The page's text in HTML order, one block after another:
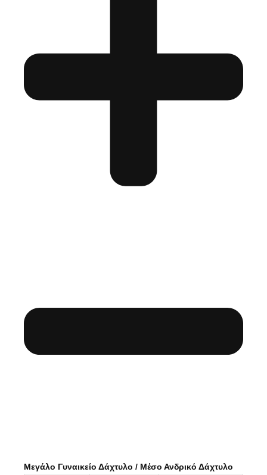
Μεγάλο Γυναικείο Δάχτυλο / Μέσο Ανδρικό Δάχτυλο